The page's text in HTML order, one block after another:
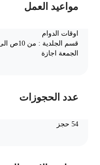
مواعيد العمل
اوقات الدوام
قسم الجلدية : من 10ص الى 7م
الجمعة اجازة
عدد الحجوزات